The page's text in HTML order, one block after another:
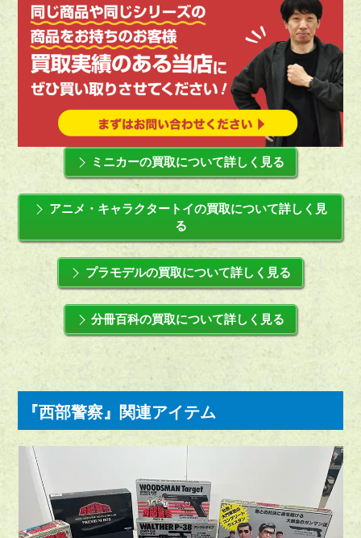
ミニカーの買取について詳しく見る
アニメ・キャラクタートイの買取について詳しく見
る
プラモデルの買取について詳しく見る
分冊百科の買取について詳しく見る
『西部警察』関連アイテム